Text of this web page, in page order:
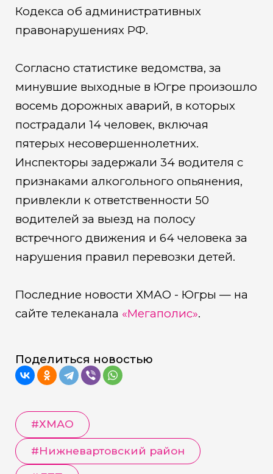
Кодекса об административных
правонарушениях РФ.
Согласно статистике ведомства, за
минувшие выходные в Югре произошло
восемь дорожных аварий, в которых
пострадали 14 человек, включая
пятерых несовершеннолетних.
Инспекторы задержали 34 водителя с
признаками алкогольного опьянения,
привлекли к ответственности 50
водителей за выезд на полосу
встречного движения и 64 человека за
нарушения правил перевозки детей.
Последние новости ХМАО - Югры — на
сайте телеканала «Мегаполис».
Поделиться новостью
#ХМАО
#Нижневартовский район